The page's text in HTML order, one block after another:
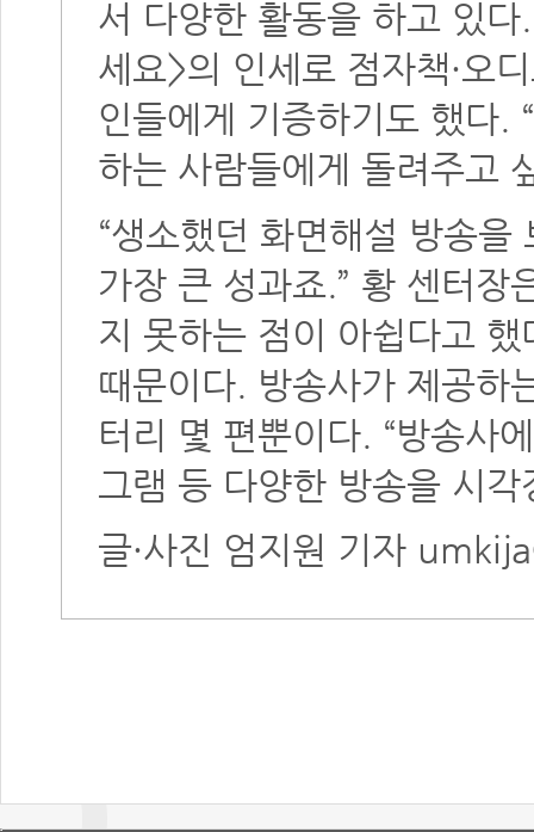
서 다양한 활동을 하고 있
세요>의 인세로 점자책·오
인들에게 기증하기도 했다.
하는 사람들에게 돌려주고
“생소했던 화면해설 방송
가장 큰 성과죠.” 황 센터
지 못하는 점이 아쉽다고
때문이다. 방송사가 제공하
터리 몇 편뿐이다. “방송사
그램 등 다양한 방송을 시
글·사진 엄지원 기자